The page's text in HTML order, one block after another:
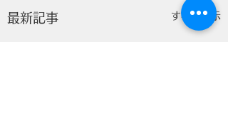
最新記事 すべて表示